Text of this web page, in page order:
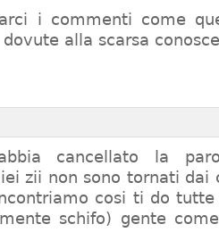
i commenti come
alla scarsa
cancellato la
zii non sono tornati dai
cosi ti do tutte
schifo) gente